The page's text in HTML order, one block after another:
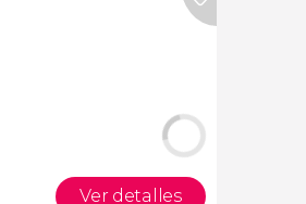
Ver detalles